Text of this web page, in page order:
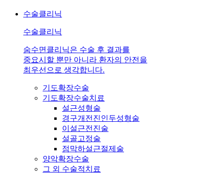
수술클리닉
수술클리닉
숨수면클리닉은 수술 후 결과를
중요시할 뿐만 아니라 환자의 안전을
최우선으로 생각합니다.
기도확장수술
기도확장수술치료
설근성형술
경구개전진인두성형술
이설근전진술
설골고정술
점막하설근절제술
양악확장수술
그 외 수술적치료